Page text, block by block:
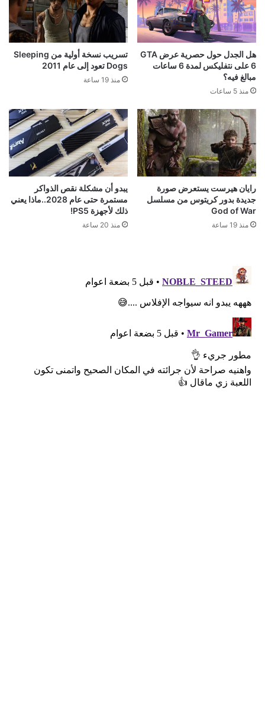
هل الجدل حول حصرية عرض GTA
6 على نتفليكس لمدة 6 ساعات
مبالغ فيه؟
منذ 5 ساعات
تسريب نسخة أولية من Sleeping
Dogs تعود إلى عام 2011
منذ 19 ساعة
رايان هيرست يستعرض صورة
جديدة بدور كريتوس من مسلسل
God of War
منذ 19 ساعة
يبدو أن مشكلة نقص الذواكر
مستمرة حتى عام 2028..ماذا يعني
ذلك لأجهزة PS5!
منذ 20 ساعة